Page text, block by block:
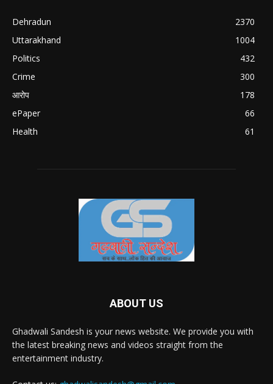
Dehradun
2370
Uttarakhand
1004
Politics
432
Crime
300
आरोप
178
ePaper
66
Health
61
ABOUT US
Ghadwali Sandesh is your news website. We provide you with
the latest breaking news and videos straight from the
entertainment industry.